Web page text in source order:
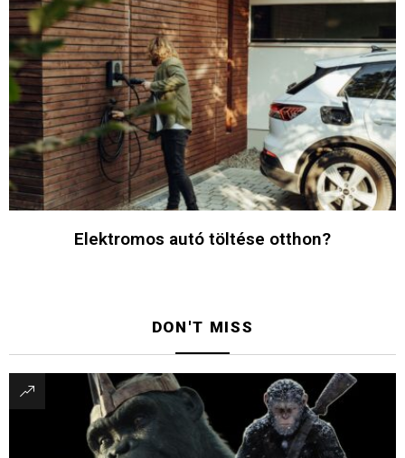
Elektromos autó töltése otthon?
DON'T MISS